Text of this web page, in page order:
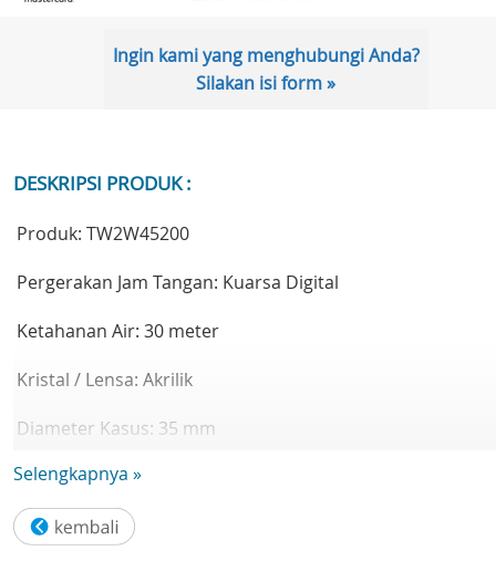
Ingin kami yang menghubungi Anda?
Silakan isi form »
DESKRIPSI PRODUK :
Produk: TW2W45200
Pergerakan Jam Tangan: Kuarsa Digital
Ketahanan Air: 30 meter
Kristal / Lensa: Akrilik
Diameter Kasus: 35 mm
Tinggi Kasus: 9 mm
Bahan Kasus: Resin
Selengkapnya »